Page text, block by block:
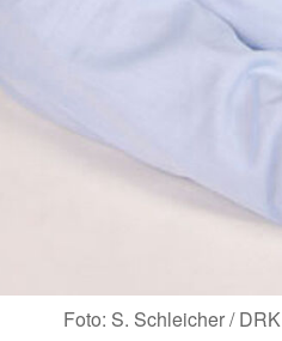
Foto: S. Schleicher / DRK